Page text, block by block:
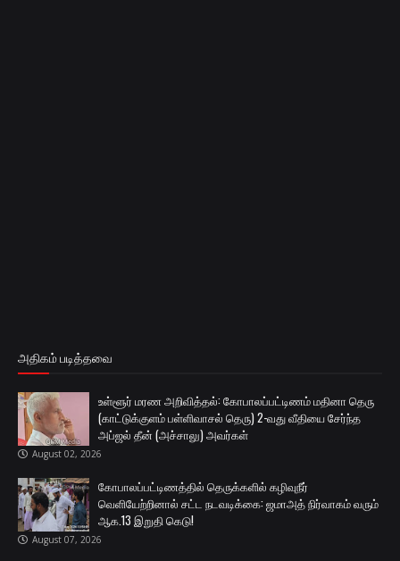
அதிகம் படித்தவை
உள்ளூர் மரண அறிவித்தல்: கோபாலப்பட்டிணம் மதினா தெரு
(காட்டுக்குளம் பள்ளிவாசல் தெரு) 2-வது வீதியை சேர்ந்த
அப்ஜல் தீன் (அச்சாலு) அவர்கள்
August 02, 2026
கோபாலப்பட்டிணத்தில் தெருக்களில் கழிவுநீர்
வெளியேற்றினால் சட்ட நடவடிக்கை: ஜமாஅத் நிர்வாகம் வரும்
ஆக.13 இறுதி கெடு!
August 07, 2026